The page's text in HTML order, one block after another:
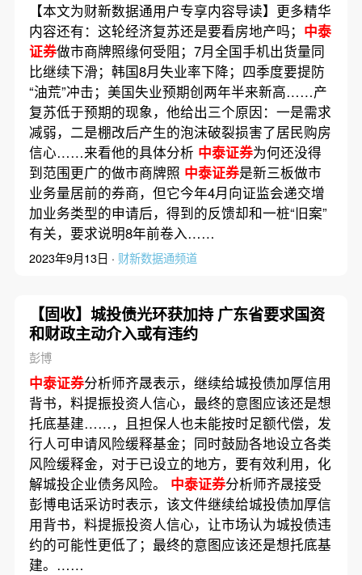
【本文为财新数据通用户专享内容导读】更多精华
内容还有：这轮经济复苏还是要看房地产吗； 中泰
证券做市商牌照缘何受阻；7月全国手机出货量同
比继续下滑；韩国8月失业率下降；四季度要提防
“油荒”冲击；美国失业预期创两年半来新高……产
复苏低于预期的现象，他给出三个原因：一是需求
减弱，二是棚改后产生的泡沫破裂损害了居民购房
信心……来看他的具体分析 中泰证券为何还没得
到范围更广的做市商牌照 中泰证券是新三板做市
业务量居前的券商，但它今年4月向证监会递交增
加业务类型的申请后，得到的反馈却和一桩“旧案”
有关，要求说明8年前卷入……
2023年9月13日 · 财新数据通频道
【固收】城投债光环获加持 广东省要求国资
和财政主动介入或有违约
彭博
中泰证券分析师齐晟表示，继续给城投债加厚信用
背书，料提振投资人信心，最终的意图应该还是想
托底基建……，且担保人也未能按时足额代偿，发
行人可申请风险缓释基金；同时鼓励各地设立各类
风险缓释金，对于已设立的地方，要有效利用，化
解城投企业债务风险。 中泰证券分析师齐晟接受
彭博电话采访时表示，该文件继续给城投债加厚信
用背书，料提振投资人信心，让市场认为城投债违
约的可能性更低了；最终的意图应该还是想托底基
建。……